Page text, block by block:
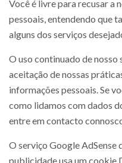
Você é livre para recusar a
pessoais, entendendo que
alguns dos serviços
O uso continuado de
aceitação de nossas
informações pessoais. Se
como lidamos com dados
entre em contacto
O serviço Google AdSense
publicidade usa um cookie